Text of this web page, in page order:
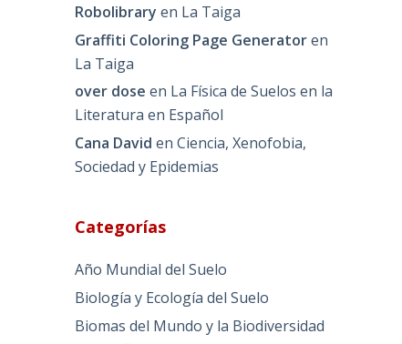
Robolibrary en La Taiga
Graffiti Coloring Page Generatoren
La Taiga
over dose en La Física de Suelos en la
Literatura en Español
Cana David enCiencia, Xenofobia,
Sociedad y Epidemias
Categorías
Año Mundial del Suelo
Biología y Ecología del Suelo
Biomas del Mundo y la Biodiversidad